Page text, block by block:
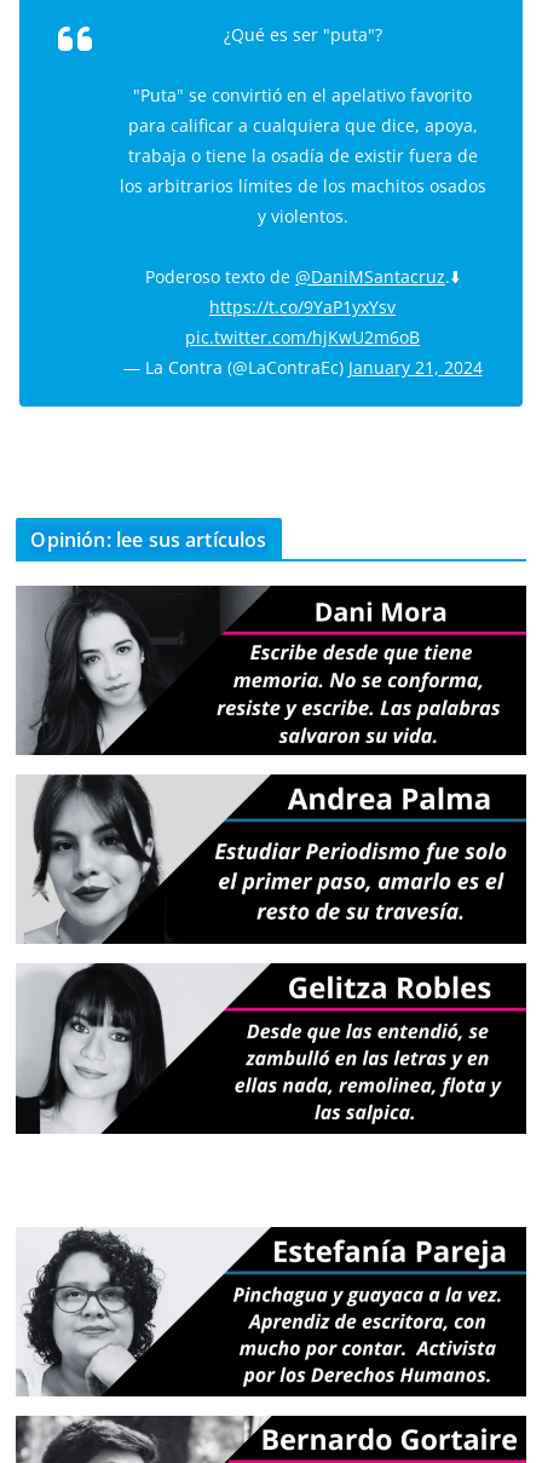
¿Qué es ser "puta"?
"Puta" se convirtió en el apelativo favorito
para calificar a cualquiera que dice, apoya,
trabaja o tiene la osadía de existir fuera de
los arbitrarios límites de los machitos osados
y violentos.
Poderoso texto de @DaniMSantacruz.⬇️
https://t.co/9YaP1yxYsv
pic.twitter.com/hjKwU2m6oB
— La Contra (@LaContraEc) January 21, 2024
Opinión: lee sus artículos